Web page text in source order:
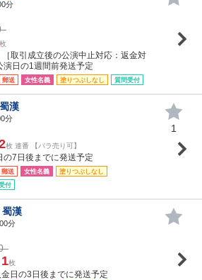
分
枚
取引成立後の公演中止対応：返金対
演日の1週間前発送予定
郵送 女性名義 塗りつぶしなし 質問受付
漢
分
枚 連番 【バラ売り可】
7日後までに発送予定
郵送 女性名義
塗りつぶしなし
付
1
蜀漢
分
1枚
日の3日後までに発送予定